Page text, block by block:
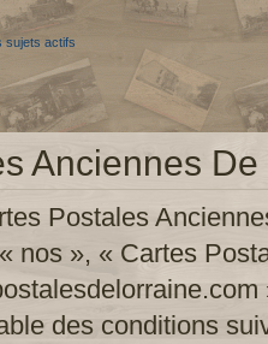
sujets actifs
Anciennes
Postales
nos », « Cartes
des conditions